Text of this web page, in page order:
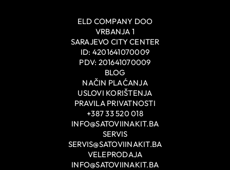
ELD COMPANY DOO
VRBANJA 1
SARAJEVO CITY CENTER
ID: 4201641070009
PDV: 201641070009
BLOG
NAČIN PLAĆANJA
USLOVI KORIŠTENJA
PRAVILA PRIVATNOSTI
+387 33 520 018
INFO@SATOVIINAKIT.BA
SERVIS
SERVIS@SATOVIINAKIT.BA
VELEPRODAJA
INFO@SATOVIINAKIT.BA